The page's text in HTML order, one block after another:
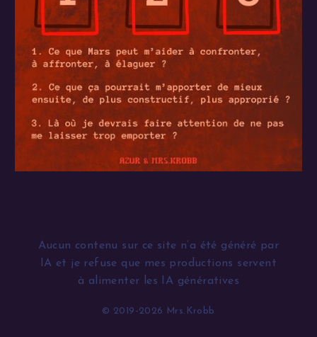
Aucun contenu sur ce site n’a été généré par
IA et je refuse que mes productions servent
à alimenter les IA génératives
© 2019-2026 Mrs.Krobb